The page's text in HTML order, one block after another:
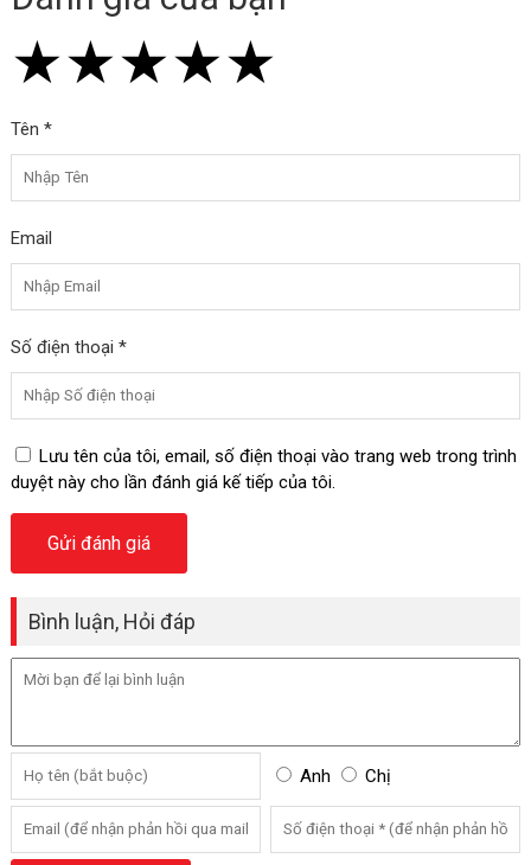
★
★★
★★★
★★★★
★★★★★
Tên *
Email
Số điện thoại *
Lưu tên của tôi, email, số điện thoại vào trang web trong trình
duyệt này cho lần đánh giá kế tiếp của tôi.
Bình luận, Hỏi đáp
Anh Chị